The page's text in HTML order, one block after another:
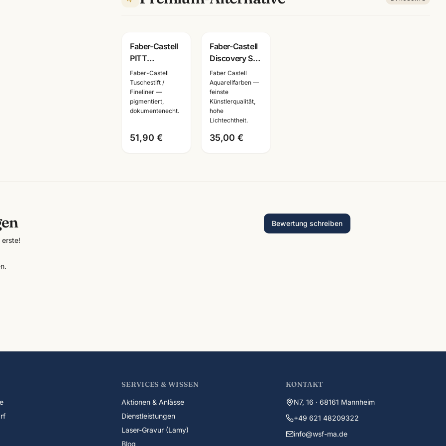
Faber-Castell
PITT
Monochrome
Set gross ·
Metalletui ·
Zeichenset
Faber-Castell
Tuschestift /
Fineliner —
pigmentiert,
dokumentenecht.
51,90 €
Faber-Castell
Discovery Set
· Aquarell oder
Trockentechnik
wählbar ·
Künstlerbedarf
Faber Castell
Aquarellfarben —
feinste
Künstlerqualität,
hohe
Lichtechtheit.
35,00 €
Bewertung schreiben
SERVICES & WISSEN
Aktionen & Anlässe
Dienstleistungen
Laser-Gravur (Lamy)
Blog
KONTAKT
N7, 16 · 68161 Mannheim
+49 621 48209322
info@wsf-ma.de